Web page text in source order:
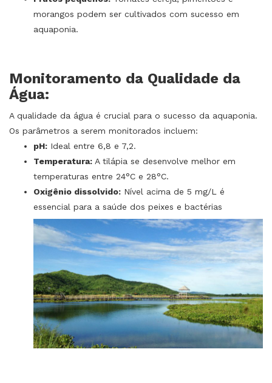
morangos podem ser cultivados com sucesso em
aquaponia.
Monitoramento da Qualidade da
Água:
A qualidade da água é crucial para o sucesso da aquaponia.
Os parâmetros a serem monitorados incluem:
pH: Ideal entre 6,8 e 7,2.
Temperatura: A tilápia se desenvolve melhor em
temperaturas entre 24°C e 28°C.
Oxigênio dissolvido: Nível acima de 5 mg/L é
essencial para a saúde dos peixes e bactérias